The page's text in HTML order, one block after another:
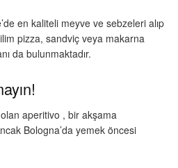
en kaliteli meyve ve sebzeleri alıp
pizza, sandviç veya makarna
da bulunmaktadır.
aperitivo , bir akşama
Bologna’da yemek öncesi